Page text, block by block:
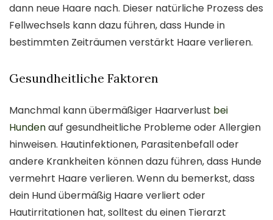
dann neue Haare nach. Dieser natürliche Prozess des
Fellwechsels kann dazu führen, dass Hunde in
bestimmten Zeiträumen verstärkt Haare verlieren.
Gesundheitliche Faktoren
Manchmal kann übermäßiger Haarverlust bei
Hundenauf gesundheitliche Probleme oder Allergien
hinweisen. Hautinfektionen, Parasitenbefall oder
andere Krankheiten können dazu führen, dass Hunde
vermehrt Haare verlieren. Wenn du bemerkst, dass
dein Hund übermäßig Haare verliert oder
Hautirritationen hat, solltest du einen Tierarzt